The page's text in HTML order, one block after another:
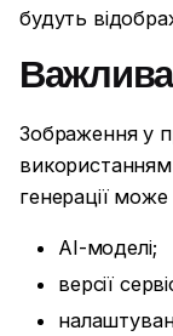
будуть
Зображення у
генерації може
AI-моделі;
версії